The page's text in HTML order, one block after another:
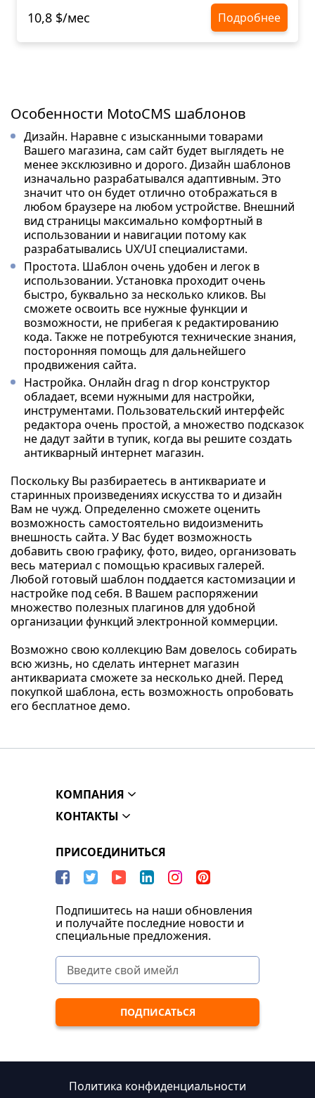
10,8 $/мес
Подробнее
Особенности MotoCMS шаблонов
Дизайн. Наравне с изысканными товарами
Вашего магазина, сам сайт будет выглядеть не
менее эксклюзивно и дорого. Дизайн шаблонов
изначально разрабатывался адаптивным. Это
значит что он будет отлично отображаться в
любом браузере на любом устройстве. Внешний
вид страницы максимально комфортный в
использовании и навигации потому как
разрабатывались UX/UI специалистами.
Простота. Шаблон очень удобен и легок в
использовании. Установка проходит очень
быстро, буквально за несколько кликов. Вы
сможете освоить все нужные функции и
возможности, не прибегая к редактированию
кода. Также не потребуются технические знания,
посторонняя помощь для дальнейшего
продвижения сайта.
Настройка. Онлайн drag n drop конструктор
обладает, всеми нужными для настройки,
инструментами. Пользовательский интерфейс
редактора очень простой, а множество подсказок
не дадут зайти в тупик, когда вы решите создать
антикварный интернет магазин.
Поскольку Вы разбираетесь в антиквариате и
старинных произведениях искусства то и дизайн
Вам не чужд. Определенно сможете оценить
возможность самостоятельно видоизменить
внешность сайта. У Вас будет возможность
добавить свою графику, фото, видео, организовать
весь материал с помощью красивых галерей.
Любой готовый шаблон поддается кастомизации и
настройке под себя. В Вашем распоряжении
множество полезных плагинов для удобной
организации функций электронной коммерции.
Возможно свою коллекцию Вам довелось собирать
всю жизнь, но сделать интернет магазин
антиквариата сможете за несколько дней. Перед
покупкой шаблона, есть возможность опробовать
его бесплатное демо.
КОМПАНИЯ
КОНТАКТЫ
ПРИСОЕДИНИТЬСЯ
Подпишитесь на наши обновления
и получайте последние новости и
специальные предложения.
Политика конфиденциальности